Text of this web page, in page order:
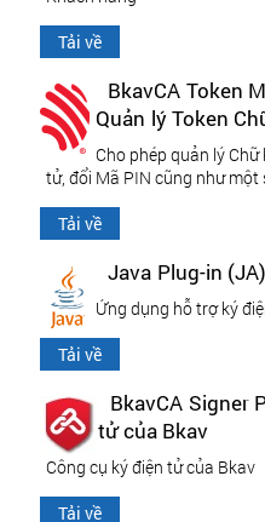
Tải về
BkavCA Token
Quản lý Token
Cho phép quản lý Chữ
tử, đổi Mã PIN cũng như một
Tải về
Java Plug-in
Ứng dụng hỗ trợ ký
Tải về
BkavCA Signer
tử của Bkav
Công cụ ký điện tử của Bkav
Tải về